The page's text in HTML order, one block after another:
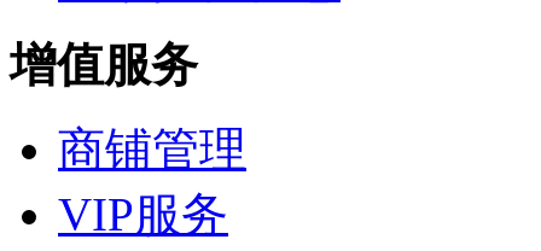
增值服务
商铺管理
VIP服务